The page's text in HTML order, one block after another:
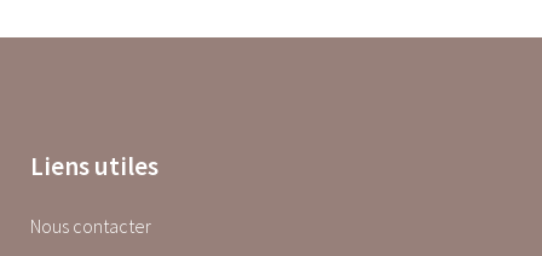
Liens utiles
Nous contacter